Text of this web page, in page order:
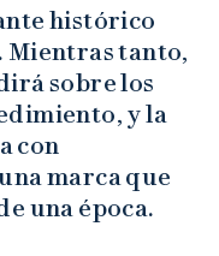
histórico
Mientras tanto,
sobre los
y la
con
marca que
una época.